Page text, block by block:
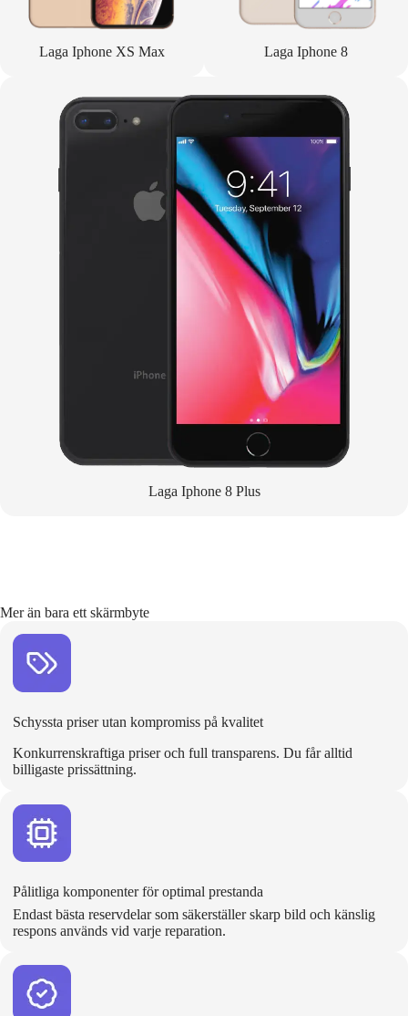
Laga Iphone XS Max Laga Iphone 8
Laga Iphone 8 Plus
Mer än bara ett skärmbyte
Schyssta priser utan kompromiss på kvalitet
Konkurrenskraftiga priser och full transparens. Du får alltid
billigaste prissättning.
Pålitliga komponenter för optimal prestanda
Endast bästa reservdelar som säkerställer skarp bild och känslig
respons används vid varje reparation.